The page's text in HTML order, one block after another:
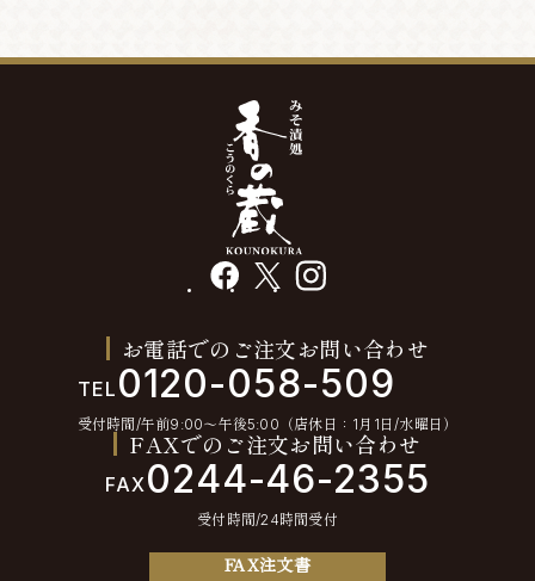
facebook instagram
お電話でのご注文お問い合わせ
TEL 0120-058-509
受付時間/午前9:00〜午後5:00（店休日：1月1日/水曜日）
FAXでのご注文お問い合わせ
FAX0244-46-2355
受付時間/24時間受付
FAX注文書